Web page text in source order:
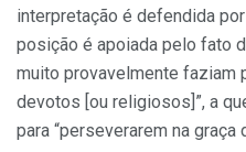
interpretação é defendida
posição é apoiada pelo fato
muito provavelmente faziam
devotos [ou religiosos]”, a
para “perseverarem na graça